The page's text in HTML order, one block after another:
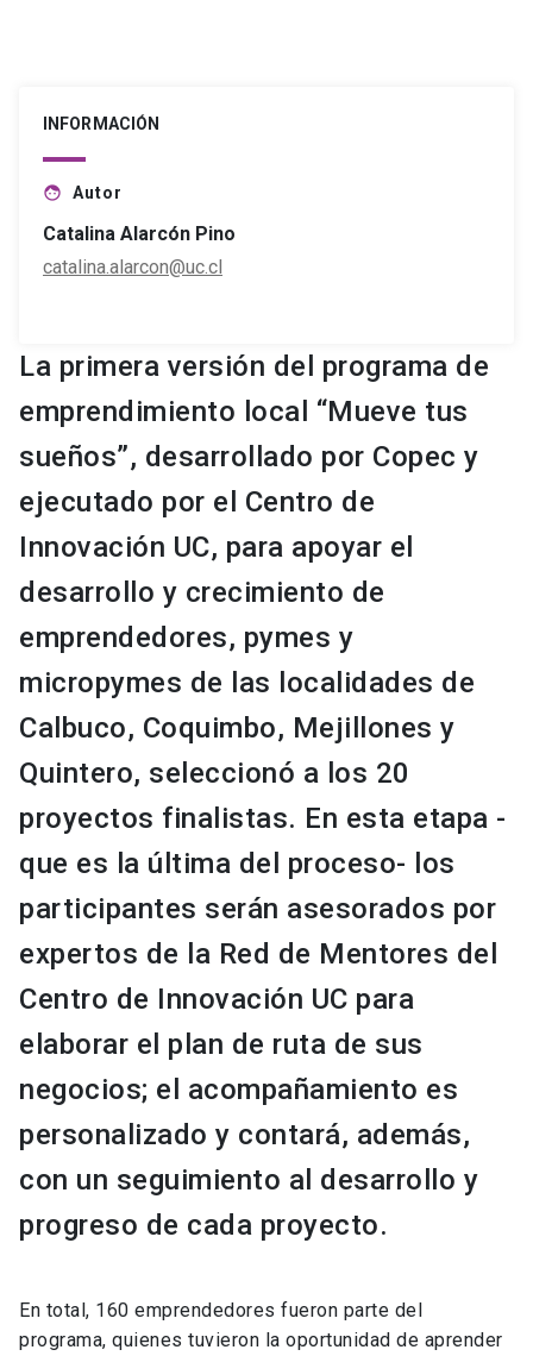
INFORMACIÓN
face Autor
Catalina Alarcón Pino
catalina.alarcon@uc.cl
La primera versión del programa de
emprendimiento local “Mueve tus
sueños”, desarrollado por Copec y
ejecutado por el Centro de
Innovación UC, para apoyar el
desarrollo y crecimiento de
emprendedores, pymes y
micropymes de las localidades de
Calbuco, Coquimbo, Mejillones y
Quintero, seleccionó a los 20
proyectos finalistas. En esta etapa -
que es la última del proceso- los
participantes serán asesorados por
expertos de la Red de Mentores del
Centro de Innovación UC para
elaborar el plan de ruta de sus
negocios; el acompañamiento es
personalizado y contará, además,
con un seguimiento al desarrollo y
progreso de cada proyecto.
En total, 160 emprendedores fueron parte del
programa, quienes tuvieron la oportunidad de aprender